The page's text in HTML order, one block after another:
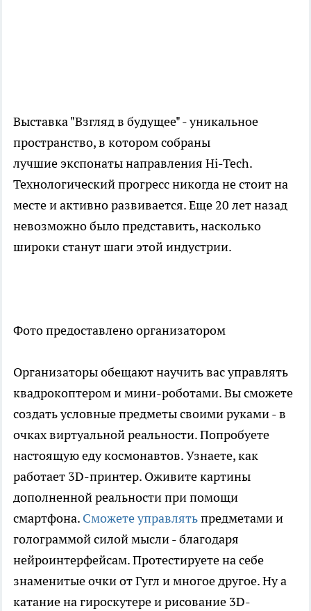
Выставка "Взгляд в будущее" - уникальное
пространство, в котором собраны
лучшие экспонаты направления Hi-Tech.
Технологический прогресс никогда не стоит на
месте и активно развивается. Еще 20 лет назад
невозможно было представить, насколько
широки станут шаги этой индустрии.
Фото предоставлено организатором
Организаторы обещают научить вас управлять
квадрокоптером и мини-роботами. Вы сможете
создать условные предметы своими руками - в
очках виртуальной реальности. Попробуете
настоящую еду космонавтов. Узнаете, как
работает 3D-принтер. Оживите картины
дополненной реальности при помощи
смартфона. Сможете управлятьпредметами и
голограммой силой мысли - благодаря
нейроинтерфейсам. Протестируете на себе
знаменитые очки от Гугл и многое другое. Ну а
катание на гироскутере и рисование 3D-